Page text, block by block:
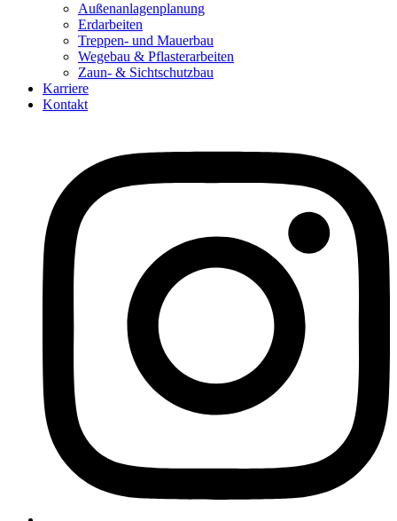
Außenanlagenplanung
Erdarbeiten
Treppen- und Mauerbau
Wegebau & Pflasterarbeiten
Zaun- & Sichtschutzbau
Karriere
Kontakt